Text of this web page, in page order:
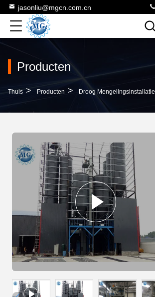
jasonliu@mgcn.com.cn
Producten
Thuis > Producten > Droog Mengelingsinstallatie